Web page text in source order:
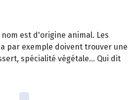
est d'origine animal. Les
par exemple doivent trouver une
spécialité végétale... Qui dit